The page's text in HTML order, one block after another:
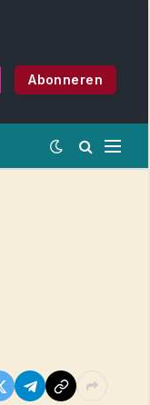
Abonneren